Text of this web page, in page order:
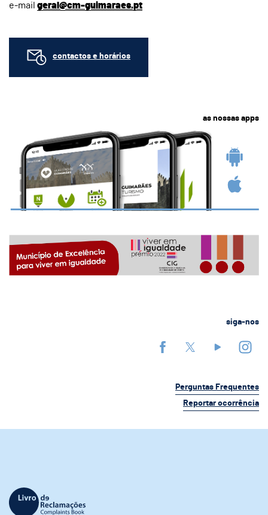
e-mail geral@cm-guimaraes.pt
contactos e horários
as nossas apps
siga-nos
Perguntas Frequentes
Reportar ocorrência